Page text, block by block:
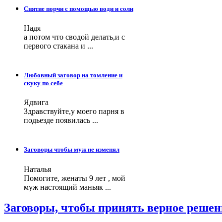
Снятие порчи с помощью води и соли
Надя
а потом что сводой делать,и с
первого стакана и ...
Любовный заговор на томление и
скуку по себе
Ядвига
Здравствуйте,у моего парня в
подьезде появилась ...
Заговоры чтобы муж не изменял
Наталья
Помогите, женаты 9 лет , мой
муж настоящий маньяк ...
Заговоры, чтобы принять верное